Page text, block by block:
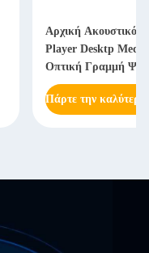
Αρχική Ακουστικό
Player Desktp
Οπτική Γραμμή
Πάρτε την καλύτερη